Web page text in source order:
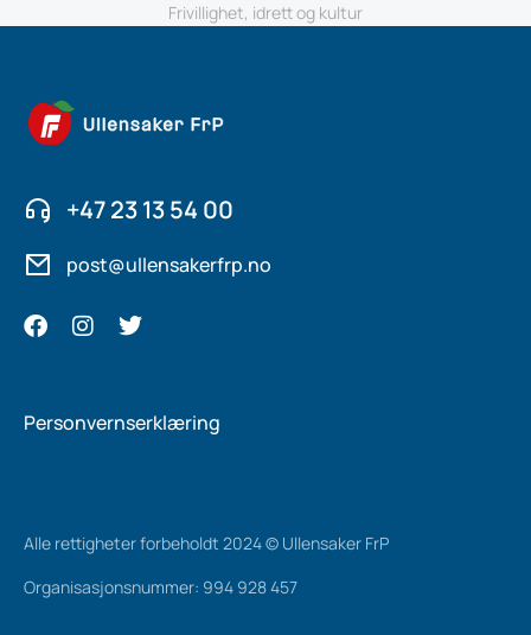
Frivillighet, idrett og kultur
+47 23 13 54 00
post@ullensakerfrp.no
Personvernserklæring
Alle rettigheter forbeholdt 2024 © Ullensaker FrP
Organisasjonsnummer: 994 928 457